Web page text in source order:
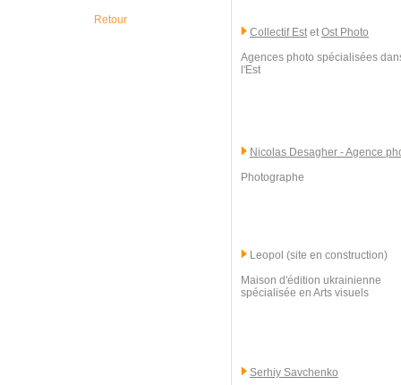
Retour
Collectif Est et Ost Photo
Agences photo spécialisées
l'Est
Nicolas Desagher - Agence
Photographe
Leopol (site en construction)
Maison d'édition ukrainienne
spécialisée en Arts visuels
Serhiy Savchenko